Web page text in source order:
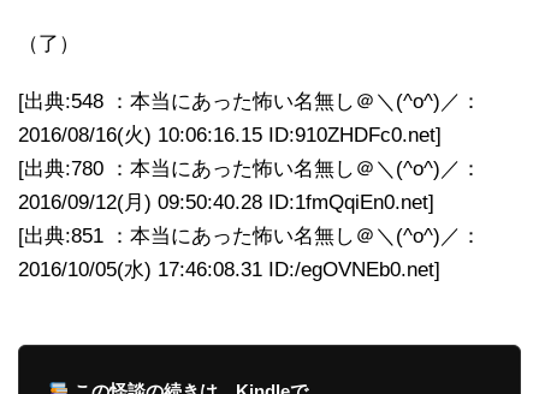
（了）
[出典:548 ：本当にあった怖い名無し＠＼(^o^)／：
2016/08/16(火) 10:06:16.15 ID:910ZHDFc0.net]
[出典:780 ：本当にあった怖い名無し＠＼(^o^)／：
2016/09/12(月) 09:50:40.28 ID:1fmQqiEn0.net]
[出典:851 ：本当にあった怖い名無し＠＼(^o^)／：
2016/10/05(水) 17:46:08.31 ID:/egOVNEb0.net]